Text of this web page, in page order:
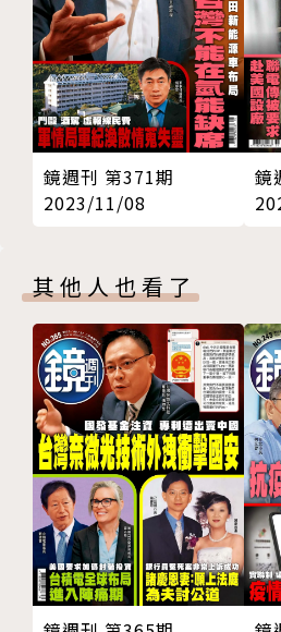
新聞傳真‧劉志原
026 指示業者抬價錄音曝光
中油三接爆浮報百億經費
新聞內幕‧曾盈瑜、黃驛淵
032 爭奪外交話語權
龍燮鬥成賴政府國安隱憂
財經時事‧陳曼儂
新聞傳真‧潘姵如
040 控姊弟違法吸金養小鬼
藝人小馬胞兄自爆家醜
新聞傳真‧李育材
044 待命喝酒 術後硬飛 駕駛離
海軍反潛航指部爆飛安爭議
刑事特搜‧鄭淳尹
047 沒交50元保護費慘遭殺害
國中生亡靈託夢警隊長破懸案
一鏡到底‧李玟萱
瑪法達談星
鏡週刊 第371期
2023/11/08
鏡
其他人也看了